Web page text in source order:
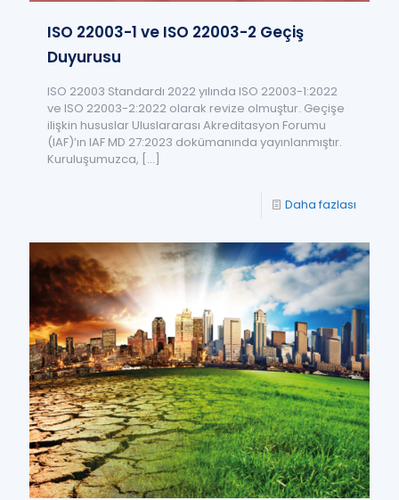
ISO 22003-1 ve ISO 22003-2 Geçiş
Duyurusu
ISO 22003 Standardı 2022 yılında ISO 22003-1:2022
ve ISO 22003-2:2022 olarak revize olmuştur. Geçişe
ilişkin hususlar Uluslararası Akreditasyon Forumu
(IAF)’ın IAF MD 27:2023 dokümanında yayınlanmıştır.
Kuruluşumuzca, […]
Daha fazlası